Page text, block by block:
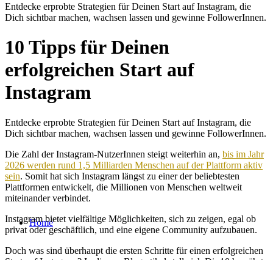
Home
Entdecke erprobte Strategien für Deinen Start auf Instagram, die
Dich sichtbar machen, wachsen lassen und gewinne FollowerInnen.
10 Tipps für Deinen
erfolgreichen Start auf
Instagram
Entdecke erprobte Strategien für Deinen Start auf Instagram, die
Dich sichtbar machen, wachsen lassen und gewinne FollowerInnen.
Die Zahl der Instagram-NutzerInnen steigt weiterhin an, bis im Jahr
2026 werden rund 1,5 Milliarden Menschen auf der Plattform aktiv
sein. Somit hat sich Instagram längst zu einer der beliebtesten
Plattformen entwickelt, die Millionen von Menschen weltweit
miteinander verbindet.
Instagram bietet vielfältige Möglichkeiten, sich zu zeigen, egal ob
privat oder geschäftlich, und eine eigene Community aufzubauen.
Doch was sind überhaupt die ersten Schritte für einen erfolgreichen